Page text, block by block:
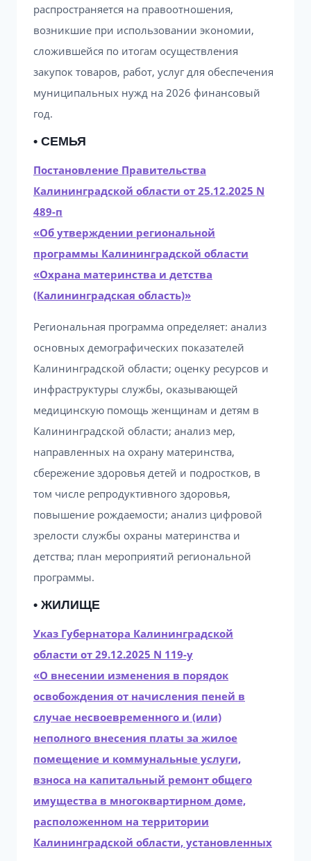
распространяется на правоотношения,
возникшие при использовании экономии,
сложившейся по итогам осуществления
закупок товаров, работ, услуг для обеспечения
муниципальных нужд на 2026 финансовый
год.
• СЕМЬЯ
Постановление Правительства
Калининградской области от 25.12.2025 N
489-п
«Об утверждении региональной
программы Калининградской области
«Охрана материнства и детства
(Калининградская область)»
Региональная программа определяет: анализ
основных демографических показателей
Калининградской области; оценку ресурсов и
инфраструктуры службы, оказывающей
медицинскую помощь женщинам и детям в
Калининградской области; анализ мер,
направленных на охрану материнства,
сбережение здоровья детей и подростков, в
том числе репродуктивного здоровья,
повышение рождаемости; анализ цифровой
зрелости службы охраны материнства и
детства; план мероприятий региональной
программы.
• ЖИЛИЩЕ
Указ Губернатора Калининградской
области от 29.12.2025 N 119-у
«О внесении изменения в порядок
освобождения от начисления пеней в
случае несвоевременного и (или)
неполного внесения платы за жилое
помещение и коммунальные услуги,
взноса на капитальный ремонт общего
имущества в многоквартирном доме,
расположенном на территории
Калининградской области, установленных